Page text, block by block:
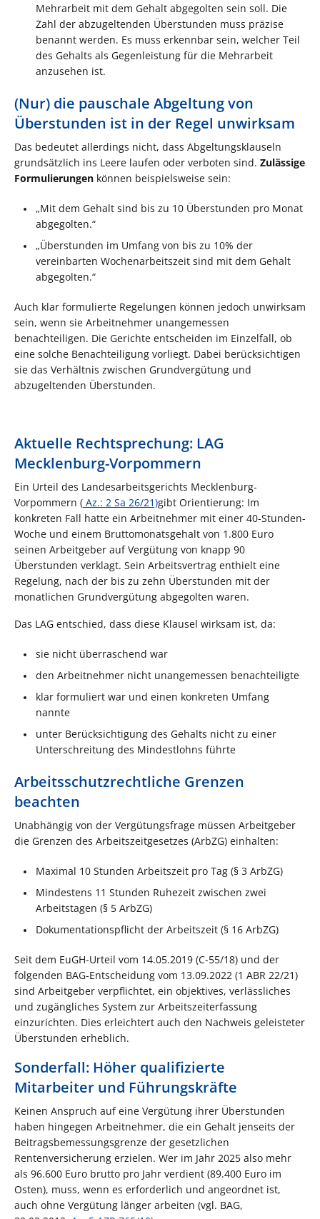
Mehrarbeit mit dem Gehalt abgegolten sein soll. Die
Zahl der abzugeltenden Überstunden muss präzise
benannt werden. Es muss erkennbar sein, welcher Teil
des Gehalts als Gegenleistung für die Mehrarbeit
anzusehen ist.
(Nur) die pauschale Abgeltung von
Überstunden ist in der Regel unwirksam
Das bedeutet allerdings nicht, dass Abgeltungsklauseln
grundsätzlich ins Leere laufen oder verboten sind. Zulässige
Formulierungen können beispielsweise sein:
„Mit dem Gehalt sind bis zu 10 Überstunden pro Monat
abgegolten.“
„Überstunden im Umfang von bis zu 10% der
vereinbarten Wochenarbeitszeit sind mit dem Gehalt
abgegolten.“
Auch klar formulierte Regelungen können jedoch unwirksam
sein, wenn sie Arbeitnehmer unangemessen
benachteiligen. Die Gerichte entscheiden im Einzelfall, ob
eine solche Benachteiligung vorliegt. Dabei berücksichtigen
sie das Verhältnis zwischen Grundvergütung und
abzugeltenden Überstunden.
Aktuelle Rechtsprechung: LAG
Mecklenburg-Vorpommern
Ein Urteil des Landesarbeitsgerichts Mecklenburg-
Vorpommern ( Az.: 2 Sa 26/21)gibt Orientierung: Im
konkreten Fall hatte ein Arbeitnehmer mit einer 40-Stunden-
Woche und einem Bruttomonatsgehalt von 1.800 Euro
seinen Arbeitgeber auf Vergütung von knapp 90
Überstunden verklagt. Sein Arbeitsvertrag enthielt eine
Regelung, nach der bis zu zehn Überstunden mit der
monatlichen Grundvergütung abgegolten waren.
Das LAG entschied, dass diese Klausel wirksam ist, da:
sie nicht überraschend war
den Arbeitnehmer nicht unangemessen benachteiligte
klar formuliert war und einen konkreten Umfang
nannte
unter Berücksichtigung des Gehalts nicht zu einer
Unterschreitung des Mindestlohns führte
Arbeitsschutzrechtliche Grenzen
beachten
Unabhängig von der Vergütungsfrage müssen Arbeitgeber
die Grenzen des Arbeitszeitgesetzes (ArbZG) einhalten:
Maximal 10 Stunden Arbeitszeit pro Tag (§ 3 ArbZG)
Mindestens 11 Stunden Ruhezeit zwischen zwei
Arbeitstagen (§ 5 ArbZG)
Dokumentationspflicht der Arbeitszeit (§ 16 ArbZG)
Seit dem EuGH-Urteil vom 14.05.2019 (C-55/18) und der
folgenden BAG-Entscheidung vom 13.09.2022 (1 ABR 22/21)
sind Arbeitgeber verpflichtet, ein objektives, verlässliches
und zugängliches System zur Arbeitszeiterfassung
einzurichten. Dies erleichtert auch den Nachweis geleisteter
Überstunden erheblich.
Sonderfall: Höher qualifizierte
Mitarbeiter und Führungskräfte
Keinen Anspruch auf eine Vergütung ihrer Überstunden
haben hingegen Arbeitnehmer, die ein Gehalt jenseits der
Beitragsbemessungsgrenze der gesetzlichen
Rentenversicherung erzielen. Wer im Jahr 2025 also mehr
als 96.600 Euro brutto pro Jahr verdient (89.400 Euro im
Osten), muss, wenn es erforderlich und angeordnet ist,
auch ohne Vergütung länger arbeiten (vgl. BAG,